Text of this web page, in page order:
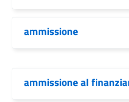
ammissione
ammissione al